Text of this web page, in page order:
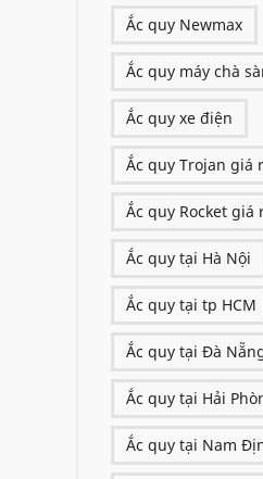
Ắc quy Newmax
Ắc quy máy chà
Ắc quy xe điện
Ắc quy Trojan giá
Ắc quy Rocket giá
Ắc quy tại Hà Nội
Ắc quy tại tp HCM
Ắc quy tại Đà
Ắc quy tại Hải
Ắc quy tại Nam